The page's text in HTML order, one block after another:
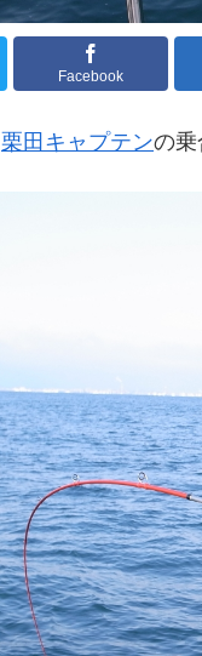
Facebook
栗田キャプテンの乗